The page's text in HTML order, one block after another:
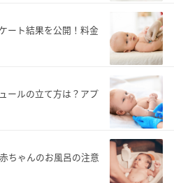
ート結果を公開！料金
ールの立て方は？アプ
ちゃんのお風呂の注意